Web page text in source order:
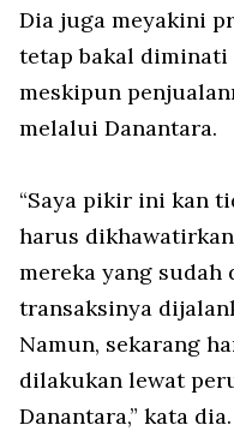
Dia juga meyakini
tetap bakal diminati
meskipun
melalui Danantara.
“Saya pikir ini kan
harus
mereka yang
transaksinya
Namun, sekarang
dilakukan lewat
Danantara,” kata dia.